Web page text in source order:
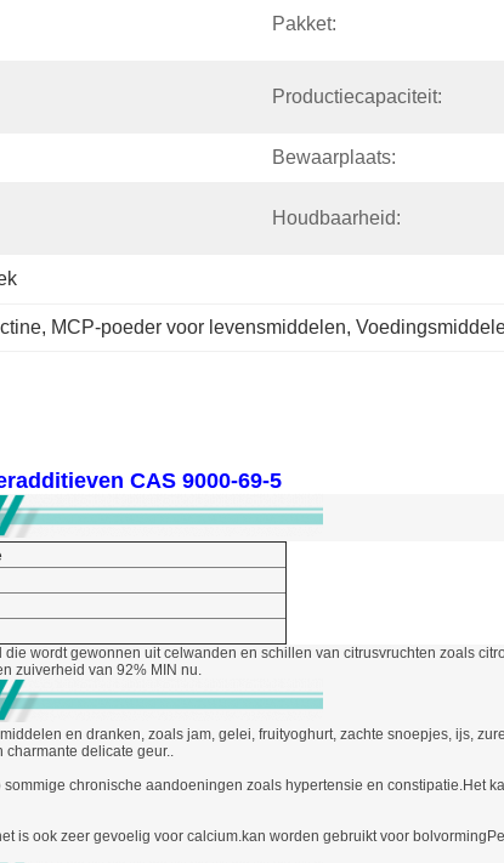
Pakket:
Productiecapaciteit:
Bewaarplaats:
Houdbaarheid:
, MCP-poeder voor levensmiddelen,
CAS 9000-69-5
wordt gewonnen uit celwanden en schillen van citrusvruchten zoals
zuiverheid van 92% MIN nu.
en dranken, zoals jam, gelei, fruityoghurt, zachte snoepjes, ijs,
charmante delicate geur..
chronische aandoeningen zoals hypertensie en constipatie.Het
is ook zeer gevoelig voor calcium.kan worden gebruikt voor